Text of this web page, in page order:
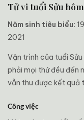
Tử vi tuổi Sửu
Năm sinh tiêu biểu:
2021
Vận trình của tuổi
phải mọi thứ đều đến
vẫn thu được kết quả
Công việc